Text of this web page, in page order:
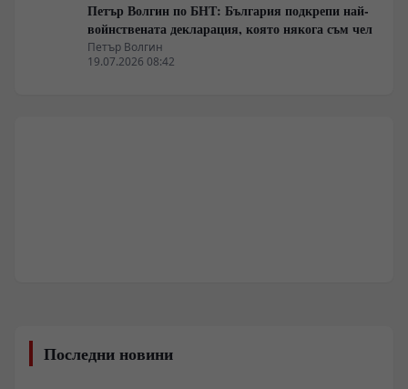
Петър Волгин по БНТ: България подкрепи най-
войнствената декларация, която някога съм чел
Петър Волгин
19.07.2026 08:42
Последни новини